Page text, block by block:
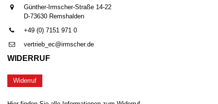
Günther-Irmscher-Straße 14-22
D-73630 Remshalden
+49 (0) 7151 971 0
vertrieb_ec@irmscher.de
WIDERRUF
Widerruf